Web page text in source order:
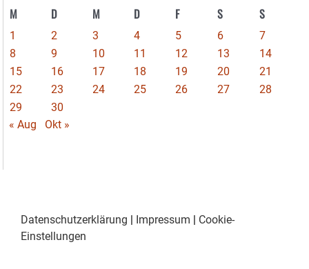
M D M D F S S
1 2 3 4 5 6
7
8
9 10 11 12 13
14
15
16 17 18 19 20
21
22
23 24 25 26 27
28
29
30
« Aug
Okt »
Datenschutzerklärung | Impressum | Cookie-
Einstellungen